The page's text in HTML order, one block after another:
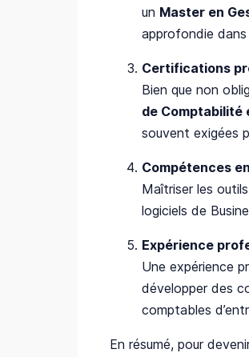
un Master en
approfondie
Certifications
Bien que non
de Comptabilité
souvent exigées
Compétences
Maîtriser les
logiciels de
Expérience
Une expérience
développer des
comptables
En résumé, pour